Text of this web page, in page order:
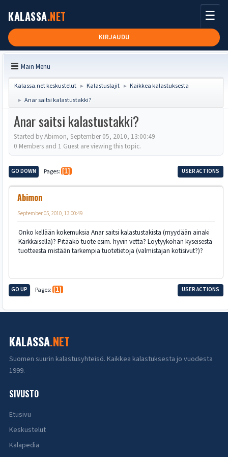
KALASSA.NET
KIRJAUDU
☰
Main Menu
Kalassa.net keskustelut ► Kalastuslajit ► Kaikkea kalastuksesta
► Anar saitsi kalastustakki?
Anar saitsi kalastustakki?
Started by Abimon, September 05, 2010, 13:00:49
0 Members and 1 Guest are viewing this topic.
GO DOWN Pages 1 USER ACTIONS
Abimon
September 05, 2010, 13:00:49
Onko kellään kokemuksia Anar saitsi kalastustakista (myydään ainaki
Kärkkäisellä)? Pitääkö tuote esim. hyvin vettä? Löytyyköhän kyseisestä
tuotteesta mistään tarkempia tuotetietoja (valmistajan kotisivut?)?
GO UP Pages 1 USER ACTIONS
KALASSA.NET
Suomen suurin kalastusyhteisö. Kaikkea kalastuksesta jo vuodesta
1999.
SIVUSTO
Etusivu
Keskustelut
Kalapedia